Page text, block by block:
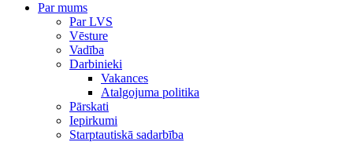
Par mums
Par LVS
Vēsture
Vadība
Darbinieki
Vakances
Atalgojuma politika
Pārskati
Iepirkumi
Starptautiskā sadarbība